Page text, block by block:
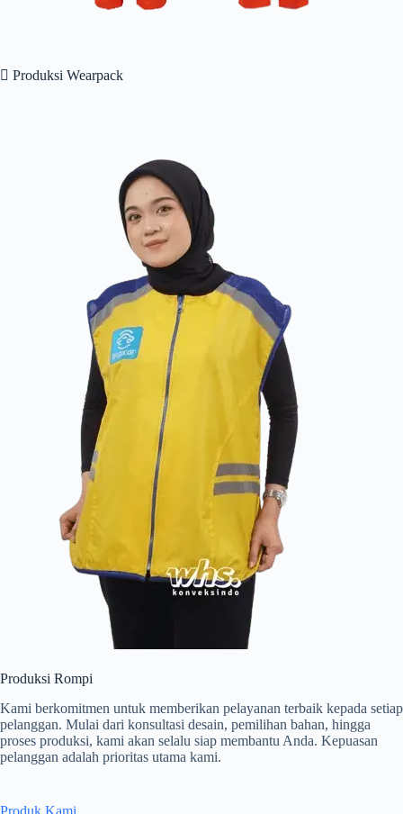
 Produksi Wearpack
Produksi Rompi
Kami berkomitmen untuk memberikan pelayanan terbaik kepada setiap
pelanggan. Mulai dari konsultasi desain, pemilihan bahan, hingga
proses produksi, kami akan selalu siap membantu Anda. Kepuasan
pelanggan adalah prioritas utama kami.
Produk Kami